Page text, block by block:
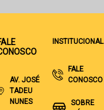
AV. JOSÉ
TADEU
NUNES
INSTITUCIONAL
FALE
CONOSCO
SOBRE